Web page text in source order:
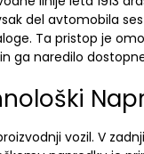
del avtomobila
Ta pristop je
ga naredilo
vozil. V